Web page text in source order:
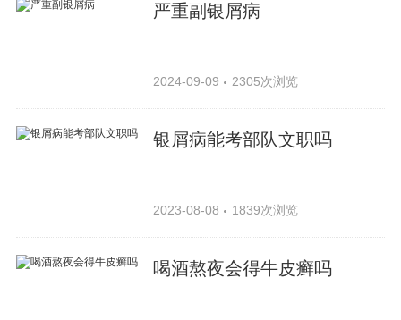
严重副银屑病
2024-09-09 2305次浏览
银屑病能考部队文职吗
2023-08-08 1839次浏览
喝酒熬夜会得牛皮癣吗